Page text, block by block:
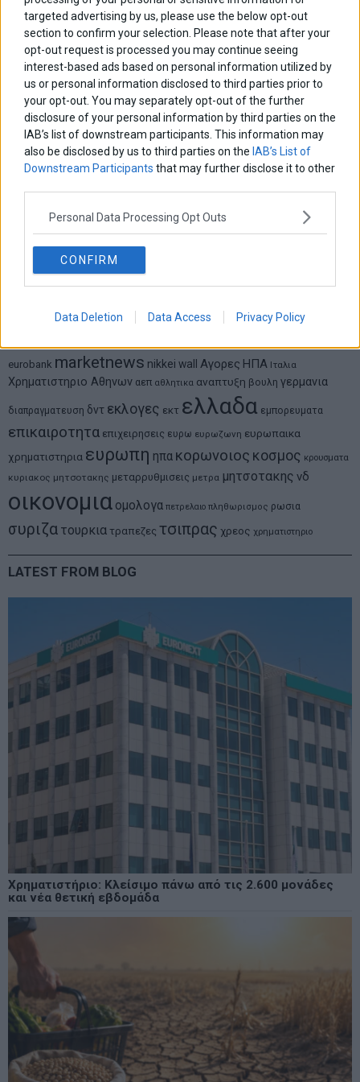
targeted advertising by us, please use the below opt-out
section to confirm your selection. Please note that after your
opt-out request is processed you may continue seeing
interest-based ads based on personal information utilized by
us or personal information disclosed to third parties prior to
your opt-out. You may separately opt-out of the further
disclosure of your personal information by third parties on the
IAB’s list of downstream participants. This information may
also be disclosed by us to third parties on the IAB’s List of
Downstream Participants that may further disclose it to other
Personal Data Processing Opt Outs
CONFIRM
Data Deletion Data Access Privacy Policy
Σταματίνα Σταματάκου
Η βία κατά των ζώων δεν αντέχει βολικές ερμηνείες
Από την αποθέωση στην καταγγελία: Η Ελλάδα πάντα
ψάχνει τον επόμενο Μεσσία
Νικόλαος Φουρτζής
μοντέλο επιχειρηματικότητας
Στις 11/12 το πρώτο ευρωπαϊκό ντέρμπι «αιωνίων»
eurobank marketnews nikkei wall Αγορες ΗΠΑ Ιταλια
Χρηματιστηριο Αθηνων αεπ αθλητικα αναπτυξη βουλη γερμανια
διαπραγματευση δντ εκλογες εκτ ελλαδα εμπορευματα
επικαιροτητα επιχειρησεις ευρω ευρωζωνη ευρωπαικα
χρηματιστηρια ευρωπη ηπα κορωνοιος κοσμος κρουσματα
κυριακος μητσοτακης μεταρρυθμισεις μετρα μητσοτακης νδ
οικονομια ομολογα πετρελαιο πληθωρισμος ρωσια
συριζα τουρκια τραπεζες τσιπρας χρεος χρηματιστηριο
LATEST FROM BLOG
Χρηματιστήριο: Κλείσιμο πάνω από τις 2.600 μονάδες
και νέα θετική εβδομάδα